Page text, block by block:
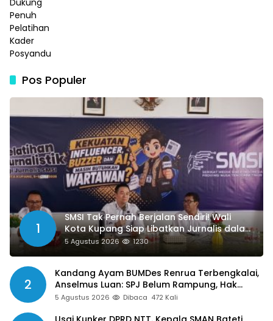
Pos Populer
1
SMSI Tak Pernah Berjalan Sendiri! Wali
Kota Kupang Siap Libatkan Jurnalis dalam
Publikasi Program Pemkot
5 Agustus 2026 1230
2
Kandang Ayam BUMDes Renrua Terbengkalai,
Anselmus Luan: SPJ Belum Rampung, Hak
Aparat Desa Sejak Januari Belum Dibayar
5 Agustus 2026 Dibaca 472 Kali